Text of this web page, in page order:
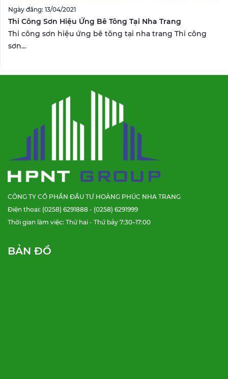
Ngày đăng: 13/04/2021
Thi Công Sơn Hiệu Ứng Bê Tông Tại Nha Trang
Thi công sơn hiệu ứng bê tông tại nha trang Thi công
sơn...
CÔNG TY CỔ PHẦN ĐẦU TƯ HOÀNG PHÚC NHA TRANG
Điện thoại: (0258) 6291888 - (0258) 6291999
Thời gian làm việc: Thứ hai - Thứ bảy 7:30–17:00
BẢN ĐỒ